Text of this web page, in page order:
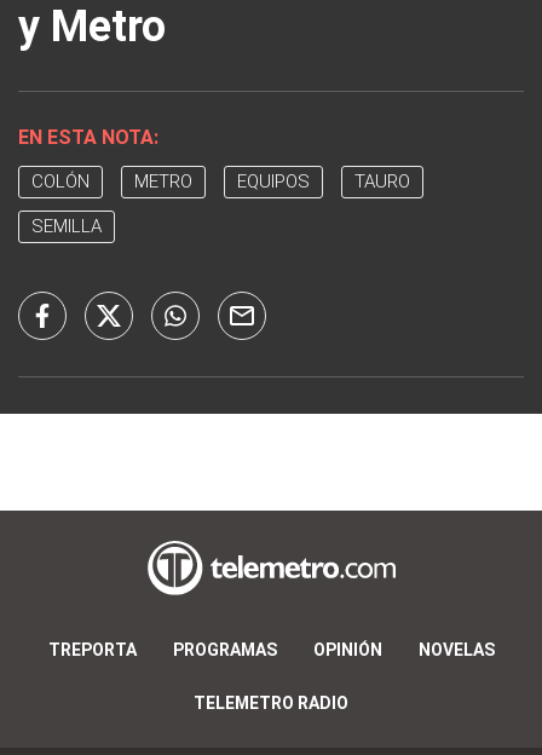
y Metro
EN ESTA NOTA:
COLÓN METRO EQUIPOS TAURO
SEMILLA
TREPORTA PROGRAMAS OPINIÓN NOVELAS
TELEMETRO RADIO